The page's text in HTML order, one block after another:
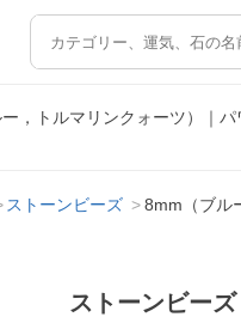
，トルマリンクォーツ）｜
ストーンビーズ 8mm（ブル
ストーンビー